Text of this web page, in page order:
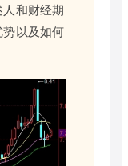
和财经期
以及如何